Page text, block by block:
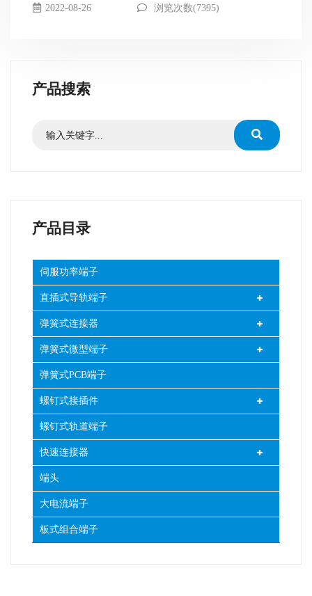
2022-08-26 浏览次数(7395)
产品搜索
产品目录
伺服功率端子
直插式导轨端子
弹簧式连接器
弹簧式微型端子
弹簧式PCB端子
螺钉式接插件
螺钉式轨道端子
快速连接器
端头
大电流端子
板式组合端子